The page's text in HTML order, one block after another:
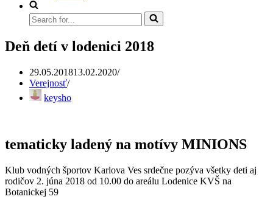
Search
for...
Deň detí v lodenici 2018
29.05.201813.02.2020
Verejnosť
keysho
tematicky ladený na motívy MINIONS
Klub vodných športov Karlova Ves srdečne pozýva všetky deti aj
rodičov 2. júna 2018 od 10.00 do areálu Lodenice KVŠ na
Botanickej 59